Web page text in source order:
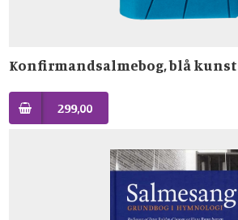
Konfirmandsalmebog, blå
299,00